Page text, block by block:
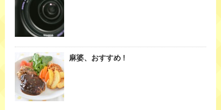
麻婆、おすすめ !